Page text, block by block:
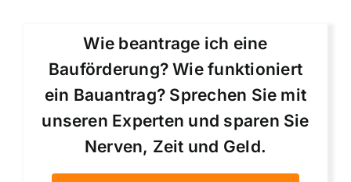
Wie beantrage ich eine
Bauförderung? Wie funktioniert
ein Bauantrag? Sprechen Sie mit
unseren Experten und sparen Sie
Nerven, Zeit und Geld.